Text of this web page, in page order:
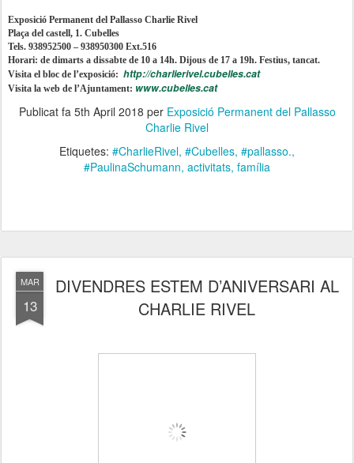
Exposició Permanent del Pallasso Charlie Rivel
Plaça del castell, 1. Cubelles
Tels. 938952500 – 938950300 Ext.516
Horari: de dimarts a dissabte de 10 a 14h. Dijous de 17 a 19h. Festius, tancat.
Visita el bloc de l’exposició: http://charlierivel.cubelles.cat
Visita la web de l’Ajuntament: www.cubelles.cat
Publicat fa 5th April 2018 per Exposició Permanent del Pallasso
Charlie Rivel
Etiquetes: #CharlieRivel #Cubelles #pallasso.
#PaulinaSchumann activitats família
MAR
13
DIVENDRES ESTEM D’ANIVERSARI AL
CHARLIE RIVEL